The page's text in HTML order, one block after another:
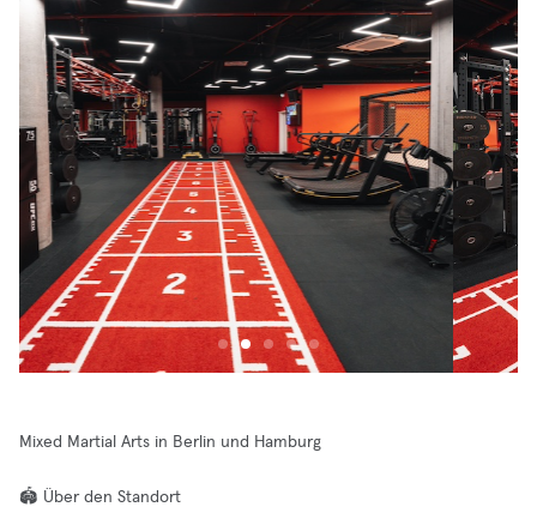
Mixed Martial Arts in Berlin und Hamburg
🏟️ Über den Standort